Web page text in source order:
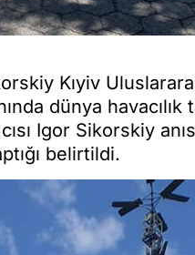
Kıyiv
dünya havacılık
Igor Sikorskiy
belirtildi.